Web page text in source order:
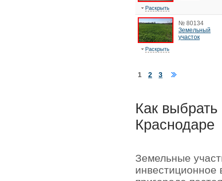
Раскрыть
№ 80134
Земельный
участок
Раскрыть
1 2 3
Как выбрать
Краснодаре
Земельные
инвестиционное